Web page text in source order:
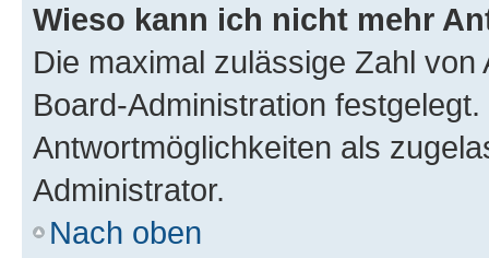
Wieso kann ich nicht mehr
Die maximal zulässige Zahl
Board-Administration
Antwortmöglichkeiten als
Administrator.
Nach oben